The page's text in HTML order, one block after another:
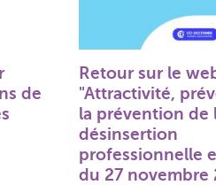
de
Retour sur le
"Attractivité,
la prévention de
désinsertion
professionnelle
du 27 novembre